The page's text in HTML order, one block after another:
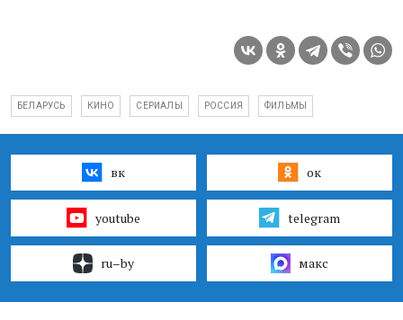
БЕЛАРУСЬ КИНО СЕРИАЛЫ РОССИЯ ФИЛЬМЫ
вк ок
youtube telegram
ru–by макс